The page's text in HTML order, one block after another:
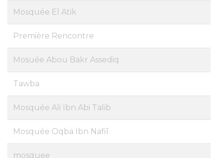
Mosquée El Atik
Première Rencontre
Mosuée Abou Bakr Assediq
Tawba
Mosquée Ali Ibn Abi Talib
Mosquée Oqba Ibn Nafiî
mosquee